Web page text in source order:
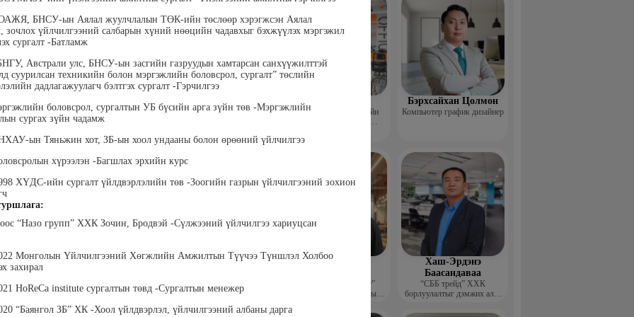
БНСУ-ын Аялал жуулчлалын ТӨК-ийн төслөөр хэрэгжсэн Аялал
зочлох үйлчилгээний салбарын хүний нөөцийн чадавхыг бэхжүүлэх мэргэжил
сургалт -Батламж
Австрали улс, БНСУ-ын засгийн газруудын хамтарсан санхүүжилттэй
суурилсан техникийн болон мэргэжлийн боловсрол, сургалт” төслийн
дадлагажуулагч бэлтгэх сургалт -Гэрчилгээ
боловсрол, сургалтын УБ бүсийн арга зүйн төв -Мэргэжлийн
сургах зүйн чадамж
ын Тяньжин хот, ЗБ-ын хоол ундааны болон өрөөний үйлчилгээ
хүрээлэн -Багшлах эрхийн курс
ХҮДС-ийн сургалт үйлдвэрлэлийн төв -Зоогийн газрын үйлчилгээний зохион
“Назо групп” ХХК Зочин, Бродвэй -Сүлжээний үйлчилгээ хариуцсан
Монголын Үйлчилгээний Хөгжлийн Амжилтын Түүчээ Түншлэл Холбоо
захирал
HoReCa institute сургалтын төвд -Сургалтын менежер
“Баянгол ЗБ” ХК -Хоол үйлдвэрлэл, үйлчилгээний албаны дарга
Пүрэвдорж
Программист, График
Өлзийсайхан Золбаяр
Эрдэнэт үйлдвэрийн хүний
Т Пүрэвхатан
Хүнс, Хөдөө Аж Ахуйн
Бэрхсайхан Цолмон
Компьютер график дизайнер
дээд
Жаргалсайхан
Эрх зүйч, хуульч, өмгөөлөгч
Дүүдэй Наранцэцэг
Дашдэмбэрэл
“Бүтээлч хөгжүүлэлт”
төрийн бус байгууллагын
Хаш-Эрдэнэ
Баасандаваа
“СББ трейд” ХХК
борлуулалтыг дэмжих алба